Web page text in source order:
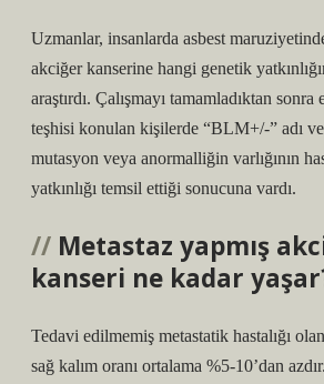
Uzmanlar, insanlarda asbest
akciğer kanserine hangi genetik
araştırdı. Çalışmayı tamamladıktan
teşhisi konulan kişilerde “BLM+/-” adı
mutasyon veya anormalliğin varlığının
yatkınlığı temsil ettiği sonucuna vardı.
Metastaz yapmış
kanseri ne kadar
Tedavi edilmemiş metastatik hastalığı
sağ kalım oranı ortalama %5-10’dan